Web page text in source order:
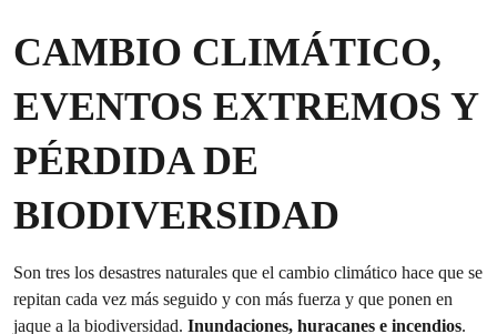
CAMBIO CLIMÁTICO,
EVENTOS EXTREMOS Y
PÉRDIDA DE
BIODIVERSIDAD
Son tres los desastres naturales que el cambio climático hace que se
repitan cada vez más seguido y con más fuerza y que ponen en
jaque a la biodiversidad. Inundaciones, huracanes e incendios.